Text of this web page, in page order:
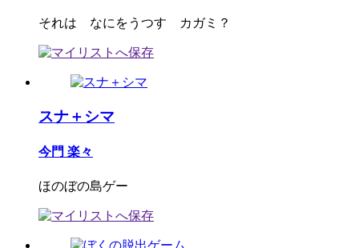
それは なにをうつす カガミ？
スナ＋シマ
今門 楽々
ほのぼの島ゲー